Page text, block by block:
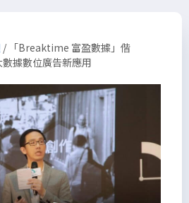
/ 「Breaktime 富盈數據」偕
數據數位廣告新應用